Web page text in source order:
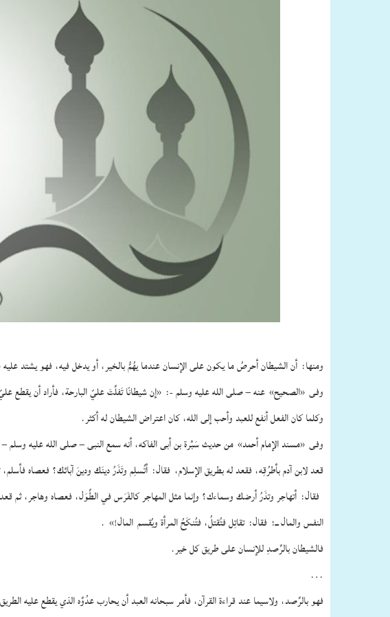
ومنها: أن الشيطان أحرصُ ما يكون على الإنسان عندما يهُمُّ بالخير، أو يدخل فيه، فهو يشتد عليه
وفى «الصحيح» عنه – صلى الله عليه وسلم -: «إن شيطانًا تَفلَّتَ عليّ البارحة، فأراد أن يقطع
وكلما كان الفعل أنفع للعبد وأحب إلى الله، كان اعتراض الشيطان له أكثر.
وفى «مسند الإمام أحمد» من حديث سَبْرة بن أبى الفاكه، أنه سمع النبى – صلى الله عليه وسلم –
قعد لابن آدم بأطرُقِه، فقعد له بطريق الإسلام، فقال: أتُسلِم وتَذَرُ دينَك ودينَ آبائك؟ فعصاه
فقال: أتهاجر وتذَرُ أرضك وسماءك؟ وإنما مثل المهاجر كالفَرَس في الطِّوَل، فعصاه وهاجر، ثم قعد
النفس والمال ــ؛ فقال: تقاتِل فتُقتلُ، فتُنكَحُ المرأة ويُقسم المال!» .
فالشيطان بالرَّصدِ للإنسان على طريق كل خير.
…
فهو بالرَّصد، ولاسيما عند قراءة القرآن، فأمر سبحانه العبد أن يحارب عدُوَّه الذي يقطع عليه